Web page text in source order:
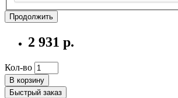
Продолжить
2 931 р.
Кол-во
В корзину
Быстрый заказ